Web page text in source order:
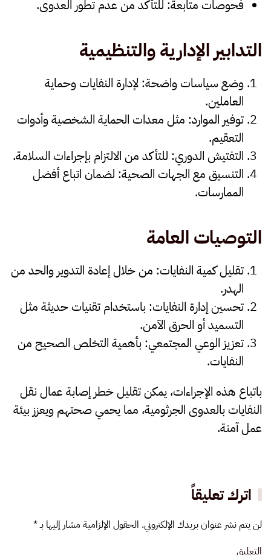
فحوصات متابعة: للتأكد من عدم تطور العدوى.
التدابير الإدارية والتنظيمية
وضع سياسات واضحة: لإدارة النفايات وحماية
العاملين.
توفير الموارد: مثل معدات الحماية الشخصية وأدوات
التعقيم.
التفتيش الدوري: للتأكد من الالتزام بإجراءات السلامة.
التنسيق مع الجهات الصحية: لضمان اتباع أفضل
الممارسات.
التوصيات العامة
تقليل كمية النفايات: من خلال إعادة التدوير والحد من
الهدر.
تحسين إدارة النفايات: باستخدام تقنيات حديثة مثل
التسميد أو الحرق الآمن.
تعزيز الوعي المجتمعي: بأهمية التخلص الصحيح من
النفايات.
باتباع هذه الإجراءات، يمكن تقليل خطر إصابة عمال نقل
النفايات بالعدوى الجرثومية، مما يحمي صحتهم ويعزز بيئة
عمل آمنة.
اترك تعليقاً
لن يتم نشر عنوان بريدك الإلكتروني. الحقول الإلزامية مشار إليها بـ*
التعليق